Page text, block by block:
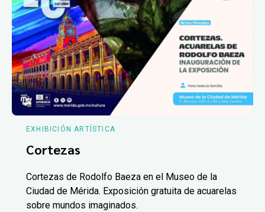
EXHIBICIÓN ARTÍSTICA
Cortezas
Cortezas de Rodolfo Baeza en el Museo de la
Ciudad de Mérida. Exposición gratuita de acuarelas
sobre mundos imaginados.